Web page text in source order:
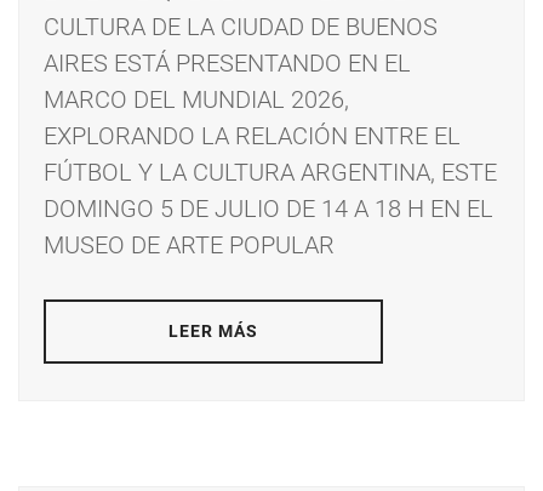
CULTURA DE LA CIUDAD DE BUENOS
AIRES ESTÁ PRESENTANDO EN EL
MARCO DEL MUNDIAL 2026,
EXPLORANDO LA RELACIÓN ENTRE EL
FÚTBOL Y LA CULTURA ARGENTINA, ESTE
DOMINGO 5 DE JULIO DE 14 A 18 H EN EL
MUSEO DE ARTE POPULAR
LEER MÁS